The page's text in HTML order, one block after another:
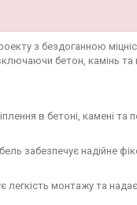
з бездоганною
бетон, камінь
в бетоні, камені та
забезпечує надійне
монтажу та